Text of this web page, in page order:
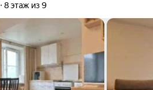
8 этаж из 9